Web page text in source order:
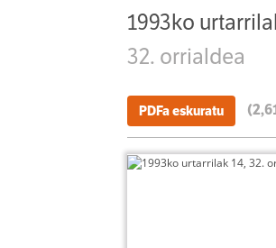
1993ko
32. orrialdea
PDFa eskuratu